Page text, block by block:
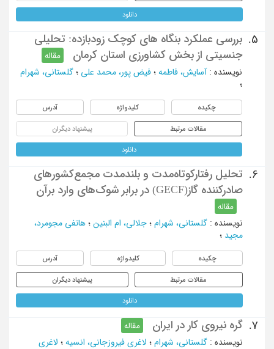
دانلود
5.
بررسی عملکرد بنگاه های کوچک زودبازده: تحلیلی
جنسیتی از بخش کشاورزی استان کرمان
مقاله
نویسنده : آسایش، فاطمه ؛ فیض پور، محمد علی ؛ گلستانی، شهرام
؛
چکیده کلیدواژه آدرس
مقالات مرتبط پیشنهاد دیگران
دانلود
6.
تحلیل رفتارکوتاه‌مدت و بلندمدت مجمع‌کشورهای
صادرکننده گاز(GECF) در برابر شوک‌های وارد برآن
مقاله
نویسنده : گلستانی، شهرام ؛ جلالی، ام البنین ؛ هاتفی مجومرد،
مجید ؛
چکیده کلیدواژه آدرس
مقالات مرتبط پیشنهاد دیگران
دانلود
7. گره نیروی کار در ایران
مقاله
نویسنده : گلستانی، شهرام ؛ لاغری فیروزجانی، انسیه ؛ لاغری